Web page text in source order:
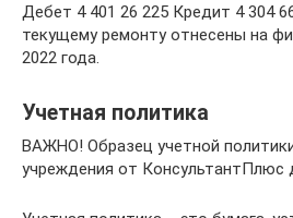
Дебет 4 401 26 225 Кредит 4 304
текущему ремонту отнесены на
2022 года.
Учетная политика
ВАЖНО! Образец учетной
учреждения от КонсультантПлюс